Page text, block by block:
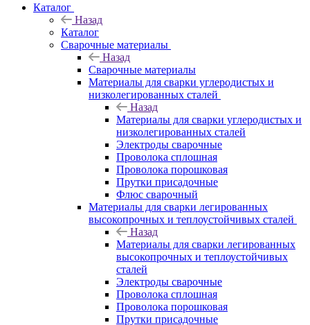
Каталог
Назад
Каталог
Сварочные материалы
Назад
Сварочные материалы
Материалы для сварки углеродистых и
низколегированных сталей
Назад
Материалы для сварки углеродистых и
низколегированных сталей
Электроды сварочные
Проволока сплошная
Проволока порошковая
Прутки присадочные
Флюс сварочный
Материалы для сварки легированных
высокопрочных и теплоустойчивых сталей
Назад
Материалы для сварки легированных
высокопрочных и теплоустойчивых
сталей
Электроды сварочные
Проволока сплошная
Проволока порошковая
Прутки присадочные